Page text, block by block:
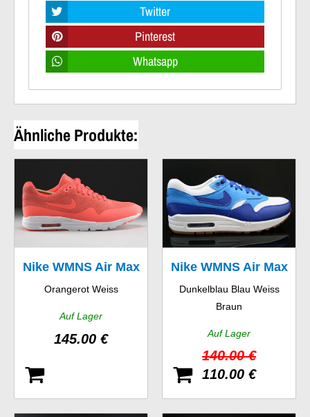
Twitter
Pinterest
Whatsapp
Ähnliche Produkte:
Nike WMNS Air Max
1 Ultra Moire
Orangerot Weiss
Auf Lager
145.00 €
Nike WMNS Air Max
1 Vintage
Dunkelblau Blau Weiss
Braun
Auf Lager
140.00 €
110.00 €